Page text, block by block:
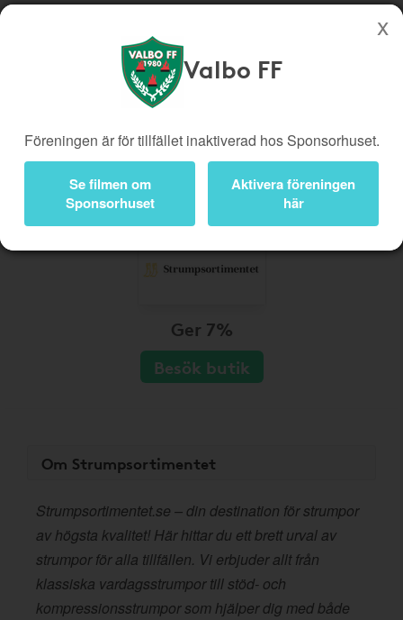
Köp genom denna sida stöttar Valbo FF
Presentkort
Kampanjer
Bli medlem
Logga in
Valbo FF
Föreningen är för tillfället inaktiverad hos Sponsorhuset.
Se filmen om
Sponsorhuset
Aktivera föreningen
här
Ger 7%
Besök butik
Om Strumpsortimentet
Strumpsortimentet.se – din destination för strumpor
av högsta kvalitet! Här hittar du ett brett urval av
strumpor för alla tillfällen. Vi erbjuder allt från
klassiska vardagsstrumpor till stöd- och
kompressionsstrumpor som hjälper dig med både